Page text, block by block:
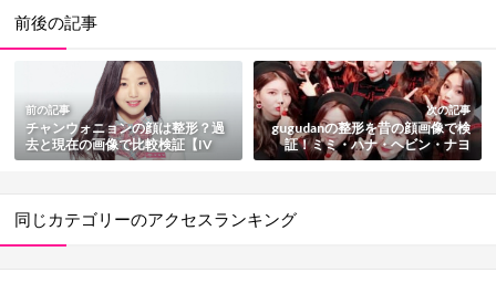
前後の記事
前の記事
チャンウォニョンの顔は整形？過
去と現在の画像で比較検証【IV
E・元IZONE】
次の記事
gugudanの整形を昔の顔画像で検
証！ミミ・ハナ・ヘビン・ナヨ
ン・セジョン・サリー・ソイ・ミ
同じカテゴリーのアクセスランキング